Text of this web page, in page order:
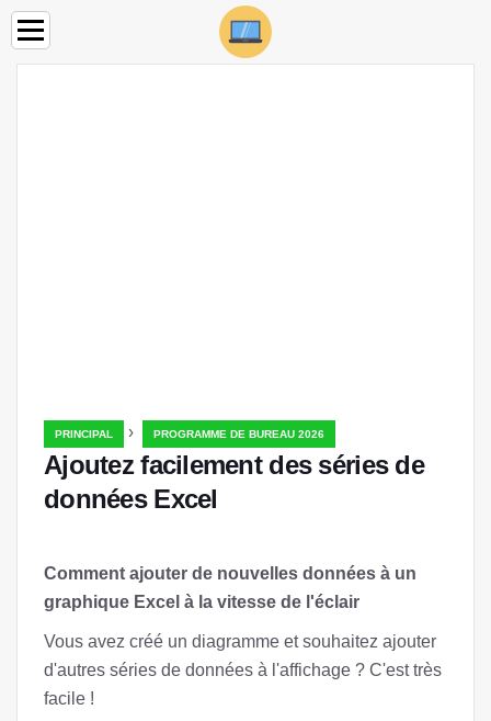
PRINCIPAL › PROGRAMME DE BUREAU 2026
Ajoutez facilement des séries de
données Excel
Comment ajouter de nouvelles données à un
graphique Excel à la vitesse de l'éclair
Vous avez créé un diagramme et souhaitez ajouter
d'autres séries de données à l'affichage ? C'est très
facile !